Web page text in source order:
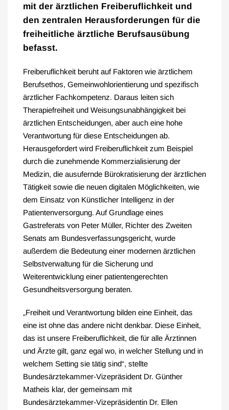
mit der ärztlichen Freiberuflichkeit und
den zentralen Herausforderungen für die
freiheitliche ärztliche Berufsausübung
befasst.
Freiberuflichkeit beruht auf Faktoren wie ärztlichem
Berufsethos, Gemeinwohlorientierung und spezifisch
ärztlicher Fachkompetenz. Daraus leiten sich
Therapiefreiheit und Weisungsunabhängigkeit bei
ärztlichen Entscheidungen, aber auch eine hohe
Verantwortung für diese Entscheidungen ab.
Herausgefordert wird Freiberuflichkeit zum Beispiel
durch die zunehmende Kommerzialisierung der
Medizin, die ausufernde Bürokratisierung der ärztlichen
Tätigkeit sowie die neuen digitalen Möglichkeiten, wie
dem Einsatz von Künstlicher Intelligenz in der
Patientenversorgung. Auf Grundlage eines
Gastreferats von Peter Müller, Richter des Zweiten
Senats am Bundesverfassungsgericht, wurde
außerdem die Bedeutung einer modernen ärztlichen
Selbstverwaltung für die Sicherung und
Weiterentwicklung einer patientengerechten
Gesundheitsversorgung beraten.
„Freiheit und Verantwortung bilden eine Einheit, das
eine ist ohne das andere nicht denkbar. Diese Einheit,
das ist unsere Freiberuflichkeit, die für alle Ärztinnen
und Ärzte gilt, ganz egal wo, in welcher Stellung und in
welchem Setting sie tätig sind“, stellte
Bundesärztekammer-Vizepräsident Dr. Günther
Matheis klar, der gemeinsam mit
Bundesärztekammer-Vizepräsidentin Dr. Ellen